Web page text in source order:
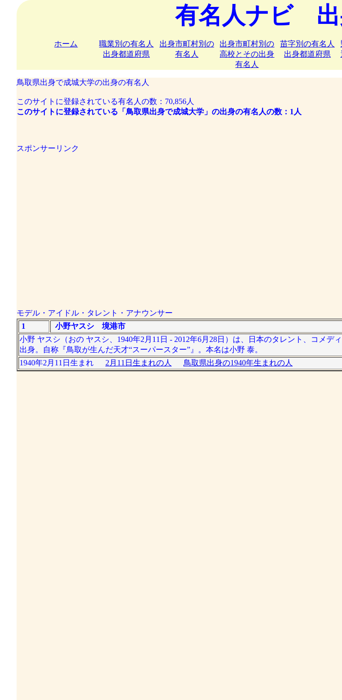
有名人ナビ 出
ホーム
職業別の有名人
出身都道府県
出身市町村別の
有名人
出身市町村別の
高校とその出身
有名人
苗字別の有名人
出身都道府県
鳥取県出身で成城大学の出身の有名人
このサイトに登録されている有名人の数：70,856人
このサイトに登録されている「鳥取県出身で成城大学」の出身の有名人の数：1人
スポンサーリンク
モデル・アイドル・タレント・アナウンサー
1
小野ヤスシ 境港市
小野 ヤスシ（おの ヤスシ、1940年2月11日 - 2012年6月28日）は、日本のタレント、コメデ
出身。自称『鳥取が生んだ天才“スーパースター”』。本名は小野 泰。
1940年2月11日生まれ 2月11日生まれの人 鳥取県出身の1940年生まれの人